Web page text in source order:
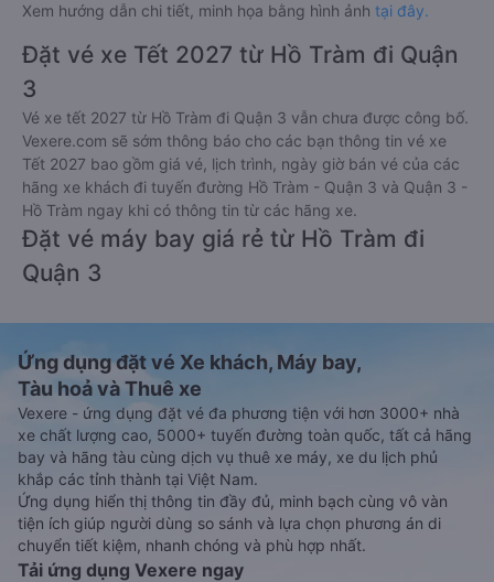
Xem hướng dẫn chi tiết, minh họa bằng hình ảnh tại đây.
Đặt vé xe Tết 2027 từ Hồ Tràm đi Quận
3
Vé xe tết 2027 từ Hồ Tràm đi Quận 3 vẫn chưa được công bố.
Vexere.com sẽ sớm thông báo cho các bạn thông tin vé xe
Tết 2027 bao gồm giá vé, lịch trình, ngày giờ bán vé của các
hãng xe khách đi tuyến đường Hồ Tràm - Quận 3 và Quận 3 -
Hồ Tràm ngay khi có thông tin từ các hãng xe.
Đặt vé máy bay giá rẻ từ Hồ Tràm đi
Quận 3
Ứng dụng đặt vé Xe khách, Máy bay,
Tàu hoả và Thuê xe
Vexere - ứng dụng đặt vé đa phương tiện với hơn 3000+ nhà
xe chất lượng cao, 5000+ tuyến đường toàn quốc, tất cả hãng
bay và hãng tàu cùng dịch vụ thuê xe máy, xe du lịch phủ
khắp các tỉnh thành tại Việt Nam.
Ứng dụng hiển thị thông tin đầy đủ, minh bạch cùng vô vàn
tiện ích giúp người dùng so sánh và lựa chọn phương án di
chuyển tiết kiệm, nhanh chóng và phù hợp nhất.
Tải ứng dụng Vexere ngay